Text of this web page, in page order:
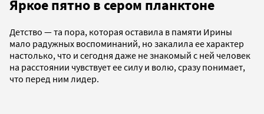
Яркое пятно в сером планктоне
Детство — та пора, которая оставила в памяти Ирины
мало радужных воспоминаний, но закалила ее характер
настолько, что и сегодня даже не знакомый с ней человек
на расстоянии чувствует ее силу и волю, сразу понимает,
что перед ним лидер.